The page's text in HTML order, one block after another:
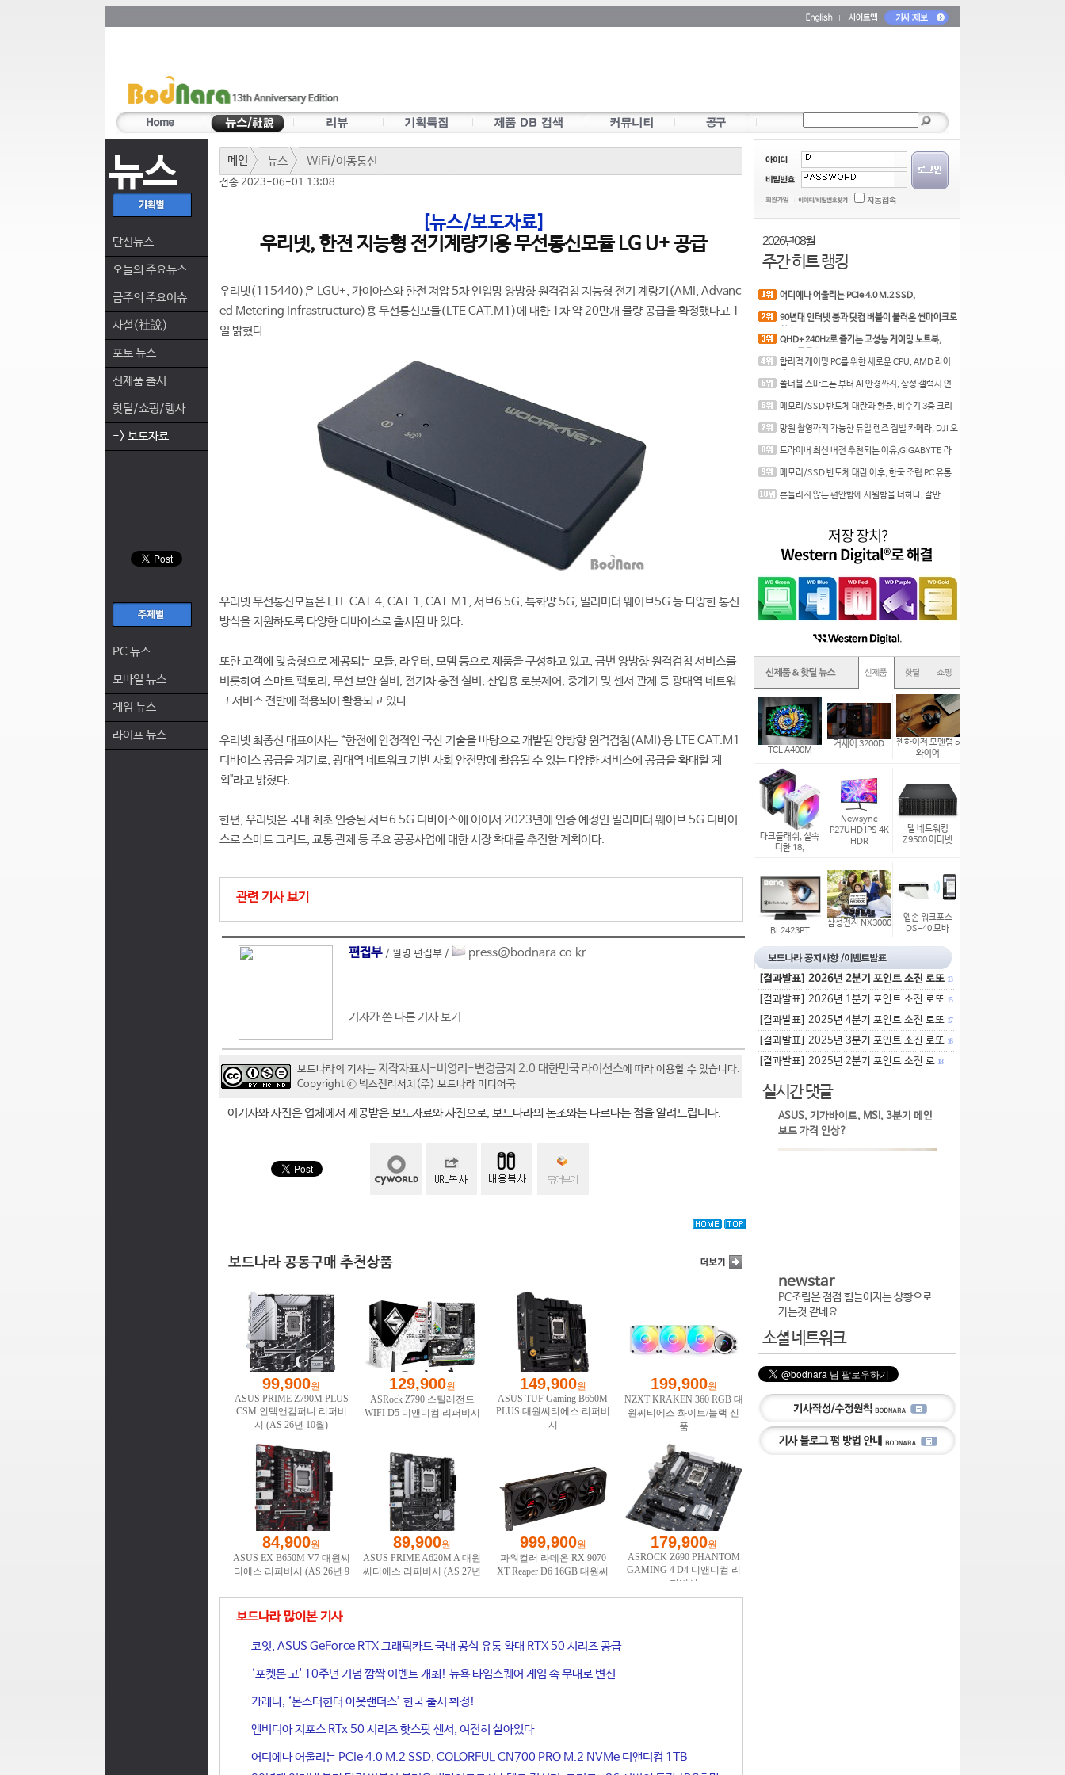
뉴스
단신뉴스
오늘의 주요뉴스
금주의 주요이슈
사설(社說)
포토 뉴스
신제품 출시
핫딜/쇼핑/행사
-> 보도자료
PC 뉴스
모바일 뉴스
게임 뉴스
라이프 뉴스
메인 뉴스 WiFi/이동통신
전송 2023-06-01 13:08
[뉴스/보도자료]
우리넷, 한전 지능형 전기계량기용 무선통신모듈 LG U+ 공급
우리넷(115440)은 LGU+, 가이아스와 한전 저압 5차 인입망 양방향 원격검침 지능형 전기 계량기(AMI, Advanc
ed Metering Infrastructure)용 무선통신모듈(LTE CAT.M1)에 대한 1차 약 20만개 물량 공급을 확정했다고 1
일 밝혔다.
우리넷 무선통신모듈은 LTE CAT.4, CAT.1, CAT.M1, 서브6 5G, 특화망 5G, 밀리미터 웨이브5G 등 다양한 통신
방식을 지원하도록 다양한 디바이스로 출시된 바 있다.
또한 고객에 맞춤형으로 제공되는 모듈, 라우터, 모뎀 등으로 제품을 구성하고 있고, 금번 양방향 원격검침 서비스를
비롯하여 스마트 팩토리, 무선 보안 설비, 전기차 충전 설비, 산업용 로봇제어, 중계기 및 센서 관제 등 광대역 네트워
크 서비스 전반에 적용되어 활용되고 있다.
우리넷 최종신 대표이사는 “한전에 안정적인 국산 기술을 바탕으로 개발된 양방향 원격검침(AMI)용 LTE CAT.M1
디바이스 공급을 계기로, 광대역 네트워크 기반 사회 안전망에 활용될 수 있는 다양한 서비스에 공급을 확대할 계
획"라고 밝혔다.
한편, 우리넷은 국내 최초 인증된 서브6 5G 디바이스에 이어서 2023년에 인증 예정인 밀리미터 웨이브 5G 디바이
스로 스마트 그리드, 교통 관제 등 주요 공공사업에 대한 시장 확대를 추진할 계획이다.
관련 기사 보기
편집부 / 필명 편집부 / press@bodnara.co.kr
기자가 쓴 다른 기사 보기
보드나라의 기사는 저작자표시-비영리-변경금지 2.0 대한민국 라이선스에 따라 이용할 수 있습니다.
Copyright ⓒ 넥스젠리서치(주) 보드나라 미디어국
이기사와 사진은 업체에서 제공받은 보도자료와 사진으로, 보드나라의 논조와는 다르다는 점을 알려드립니다.
보드나라 많이본 기사
코잇, ASUS GeForce RTX 그래픽카드 국내 공식 유통 확대 RTX 50 시리즈 공급
‘포켓몬 고' 10주년 기념 깜짝 이벤트 개최! 뉴욕 타임스퀘어 게임 속 무대로 변신
가레나, ‘몬스터헌터 아웃랜더스’ 한국 출시 확정!
엔비디아 지포스 RTx 50 시리즈 핫스팟 센서, 여전히 살아있다
어디에나 어울리는 PCIe 4.0 M.2 SSD, COLORFUL CN700 PRO M.2 NVMe 디앤디컴 1TB
2026년 08월
주간 히트 랭킹
어디에나 어울리는 PCIe 4.0 M.2 SSD,
90년대 인터넷 붐과 닷컴 버블이 불러온 썬마이크로
QHD+ 240Hz로 즐기는 고성능 게이밍 노트북,
합리적 게이밍 PC를 위한 새로운 CPU, AMD 라이
폴더블 스마트폰 부터 AI 안경까지, 삼성 갤럭시 언
메모리/SSD 반도체 대란과 환율, 비수기 3중 크리
망원 촬영까지 가능한 듀얼 렌즈 짐벌 카메라, DJI 오
드라이버 최신 버전 추천되는 이유,GIGABYTE 라
메모리/SSD 반도체 대란 이후, 한국 조립 PC 유통
흔들리지 않는 편안함에 시원함을 더하다, 잘만
TCL A400M
커세어 3200D
젠하이저 모멘텀 5
와이어
다크플래쉬, 실속
더한 18,
Newsync
P27UHD IPS 4K
HDR
델 네트워킹
Z9500 이더넷
BL2423PT
삼성전자 NX3000
엡손 워크포스
DS-40 모바
[결과발표] 2026년 2분기 포인트 소진 로또 13
[결과발표] 2026년 1분기 포인트 소진 로또 15
[결과발표] 2025년 4분기 포인트 소진 로또 17
[결과발표] 2025년 3분기 포인트 소진 로또 16
[결과발표] 2025년 2분기 포인트 소진 로 18
실시간 댓글
ASUS, 기가바이트, MSI, 3분기 메인
보드 가격 인상?
newstar
PC조립은 점점 힘들어지는 상황으로
가는것 같네요.
소셜 네트워크